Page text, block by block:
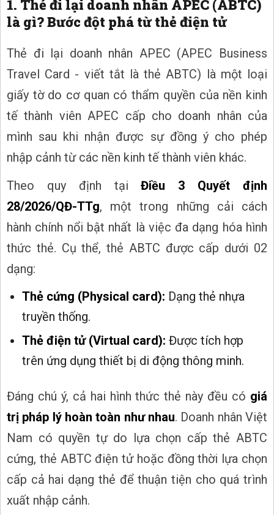
1. Thẻ đi lại doanh nhân APEC (ABTC)
là gì? Bước đột phá từ thẻ điện tử
Thẻ đi lại doanh nhân APEC (APEC Business
Travel Card - viết tắt là thẻ ABTC) là một loại
giấy tờ do cơ quan có thẩm quyền của nền kinh
tế thành viên APEC cấp cho doanh nhân của
mình sau khi nhận được sự đồng ý cho phép
nhập cảnh từ các nền kinh tế thành viên khác.
Theo quy định tạiĐiều 3 Quyết định
28/2026/QĐ-TTg, một trong những cải cách
hành chính nổi bật nhất là việc đa dạng hóa hình
thức thẻ. Cụ thể, thẻ ABTC được cấp dưới 02
dạng:
Thẻ cứng (Physical card): Dạng thẻ nhựa
truyền thống.
Thẻ điện tử (Virtual card): Được tích hợp
trên ứng dụng thiết bị di động thông minh.
Đáng chú ý, cả hai hình thức thẻ này đều có giá
trị pháp lý hoàn toàn như nhau. Doanh nhân Việt
Nam có quyền tự do lựa chọn cấp thẻ ABTC
cứng, thẻ ABTC điện tử hoặc đồng thời lựa chọn
cấp cả hai dạng thẻ để thuận tiện cho quá trình
xuất nhập cảnh.